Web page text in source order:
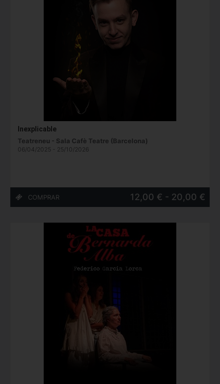
Inexplicable
Teatreneu - Sala Cafè Teatre (Barcelona)
06/04/2025 - 25/10/2026
12,00 € - 20,00 €